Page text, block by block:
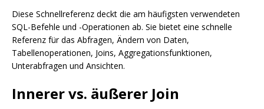
Diese Schnellreferenz deckt die am häufigsten verwendeten
SQL-Befehle und -Operationen ab. Sie bietet eine schnelle
Referenz für das Abfragen, Ändern von Daten,
Tabellenoperationen, Joins, Aggregationsfunktionen,
Unterabfragen und Ansichten.
Innerer vs. äußerer Join